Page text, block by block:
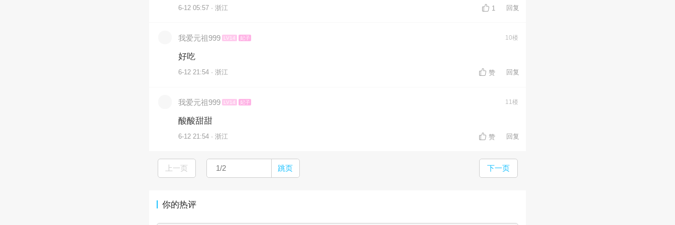
6-12 05:57 · 浙江 1 回复
我爱元祖999 LV14 妃子 10楼
好吃
6-12 21:54 · 浙江 赞 回复
我爱元祖999 LV14 妃子 11楼
酸酸甜甜
6-12 21:54 · 浙江 赞 回复
上一页 跳页 下一页
你的热评